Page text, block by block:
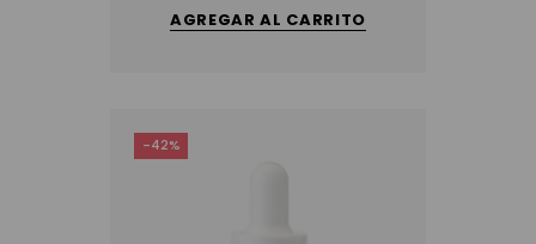
AGREGAR AL CARRITO
-42%